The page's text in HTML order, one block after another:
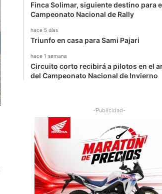
Finca Solimar, siguiente destino para
Campeonato Nacional de Rally
hace 5 días
Triunfo en casa para Sami Pajari
hace 1 semana
Circuito corto recibirá a pilotos en el
del Campeonato Nacional de Invierno
-Publicidad-